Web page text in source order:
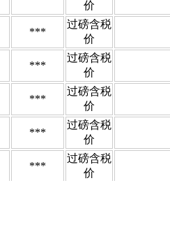
价
***
过磅含税
价
***
过磅含税
价
***
过磅含税
价
***
过磅含税
价
***
过磅含税
价